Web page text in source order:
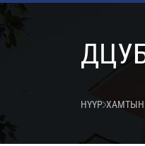
НҮҮР ХАМТЫН